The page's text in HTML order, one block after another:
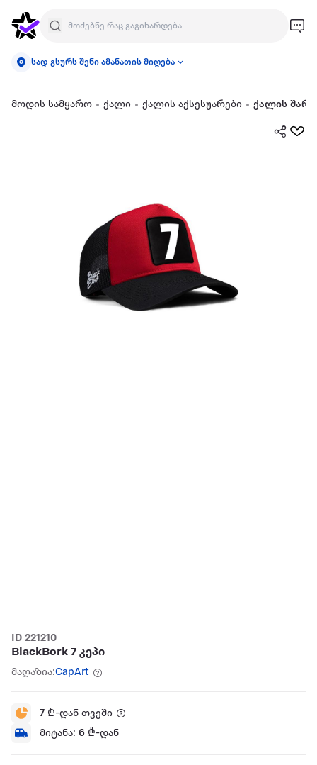
სად გსურს შენი ამანათის მიღება
მოდის სამყარო ქალი ქალის აქსესუარები ქალის
ID 221210
BlackBork 7 კეპი
მაღაზია:CapArt
7 ₾-დან თვეში
მიტანა: 6 ₾-დან